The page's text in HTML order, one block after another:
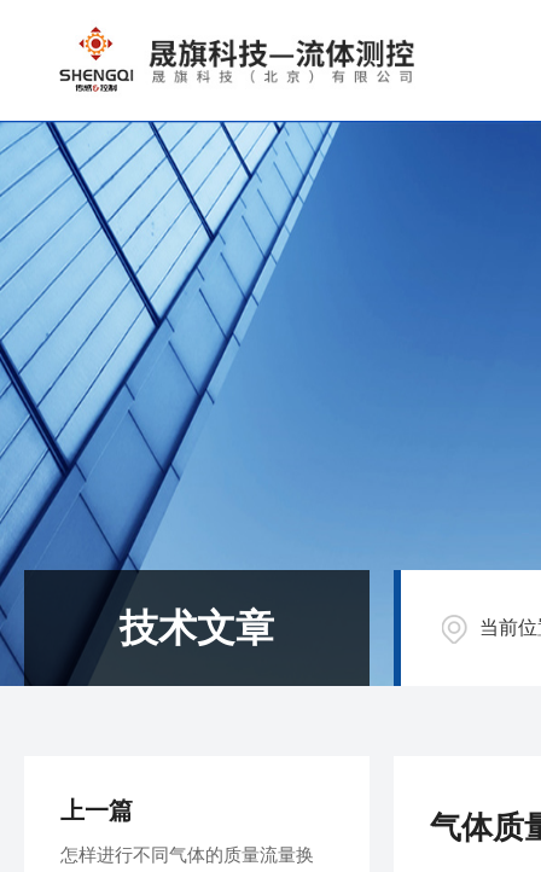
技术文章 当前
气体质
上一篇
怎样进行不同气体的质量流量换